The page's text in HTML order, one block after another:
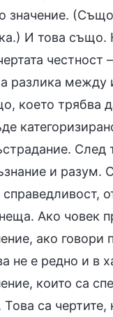
значение.
И това
разлика между
което трябва
След
и разум.
Ако човек
ако говори
не е редно и
които са
Това са